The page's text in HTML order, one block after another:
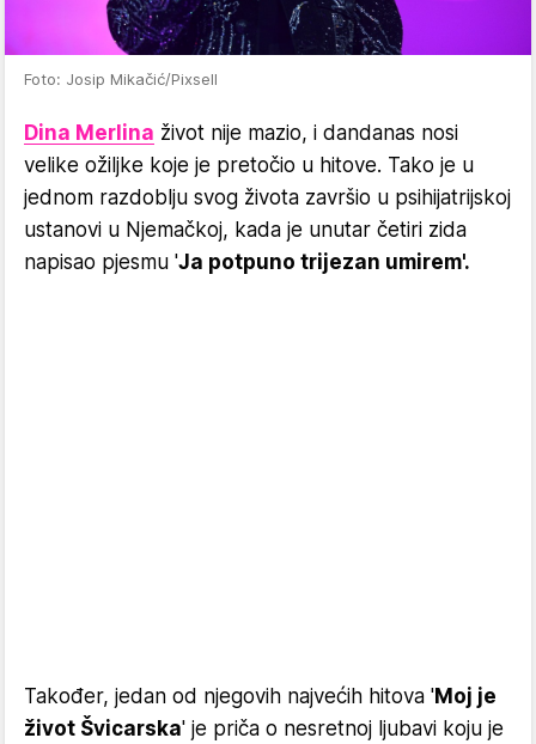
Foto: Josip Mikačić/Pixsell
Dina Merlina život nije mazio, i dandanas nosi
velike ožiljke koje je pretočio u hitove. Tako je u
jednom razdoblju svog života završio u psihijatrijskoj
ustanovi u Njemačkoj, kada je unutar četiri zida
napisao pjesmu 'Ja potpuno trijezan umirem'.
Također, jedan od njegovih najvećih hitova 'Moj je
život Švicarska' je priča o nesretnoj ljubavi koju je